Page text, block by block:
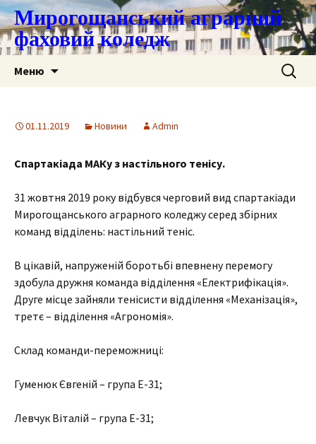
Мирогощанський аграрний
фаховий коледж
Меню Пошук:
01.11.2019 Новини Admin
Спартакіада МАКу з настільного тенісу.
31 жовтня 2019 року відбувся черговий вид спартакіади
Мирогощанського аграрного коледжу серед збірних
команд відділень: настільний теніс.
В цікавій, напруженій боротьбі впевнену перемогу
здобула дружня команда відділення «Електрифікація».
Друге місце зайняли тенісисти відділення «Механізація»,
третє – відділення «Агрономія».
Склад команди-переможниці:
Гуменюк Євгеній – група Е-31;
Левчук Віталій – група Е-31;